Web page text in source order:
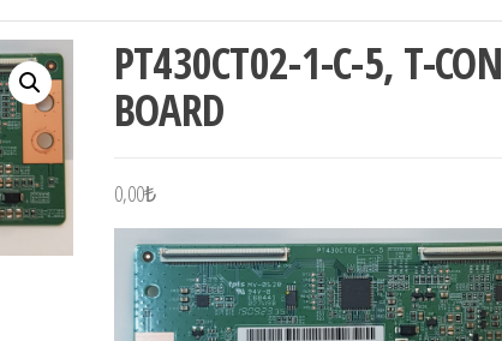
PT430CT02-1-C-5, T-CON
BOARD
0,00₺